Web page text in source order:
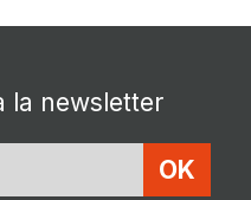
la newsletter
OK